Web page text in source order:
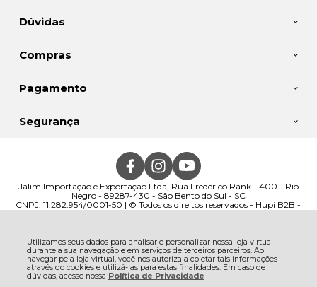
Utilizamos seus dados para analisar e personalizar nossa loja virtual
durante a sua navegação e em serviços de terceiros parceiros. Ao
navegar pela loja virtual, você nos autoriza a coletar tais informações
através do cookies e utilizá-las para estas finalidades. Em caso de
dúvidas, acesse nossa Política de Privacidade
Dúvidas
Compras
Pagamento
Segurança
Jalim Importação e Exportação Ltda, Rua Frederico Rank - 400 - Rio
Negro - 89287-430 - São Bento do Sul - SC
CNPJ: 11.282.954/0001-50 | © Todos os direitos reservados - Hupi B2B -